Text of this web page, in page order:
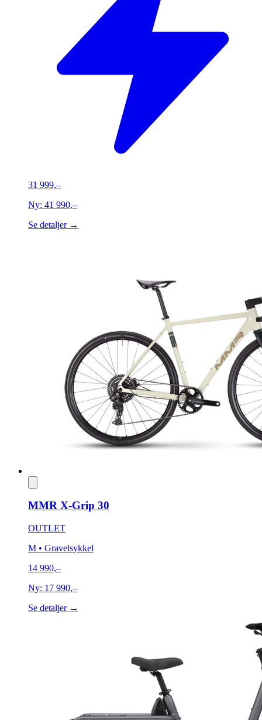
31 999,–
Ny: 41 990,–
Se detaljer →
MMR X-Grip 30
OUTLET
M • Gravelsykkel
14 990,–
Ny: 17 990,–
Se detaljer →